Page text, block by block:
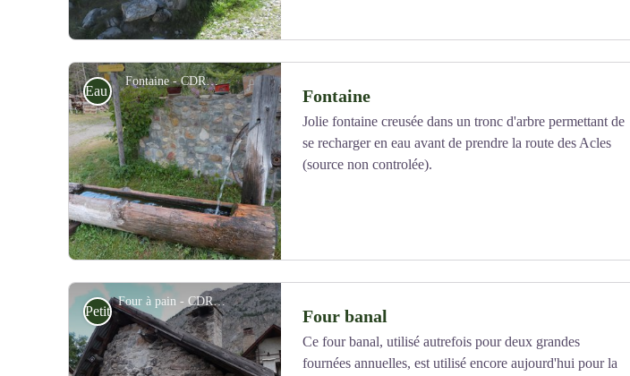
Voir l'image en plein écran
Fontaine - CDRP05
Voir l'image en plein écran
Eau Fontaine
Jolie fontaine creusée dans un tronc d'arbre permettant de
se recharger en eau avant de prendre la route des Acles
(source non controlée).
Four à pain - CDRP05
Petit patrimoine Four banal
Ce four banal, utilisé autrefois pour deux grandes
fournées annuelles, est utilisé encore aujourd'hui pour la